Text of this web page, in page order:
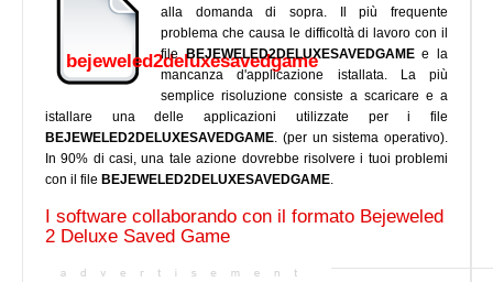
bejeweled2deluxesavedgame
alla domanda di sopra. Il più frequente
problema che causa le difficoltà di lavoro con il
fileBEJEWELED2DELUXESAVEDGAMEe la
mancanza d'applicazione istallata. La più
semplice risoluzione consiste a scaricare e a
istallare una delle applicazioni utilizzate per i file
BEJEWELED2DELUXESAVEDGAME. (per un sistema operativo).
In 90% di casi, una tale azione dovrebbe risolvere i tuoi problemi
con il file BEJEWELED2DELUXESAVEDGAME.
I software collaborando con il formato Bejeweled
2 Deluxe Saved Game